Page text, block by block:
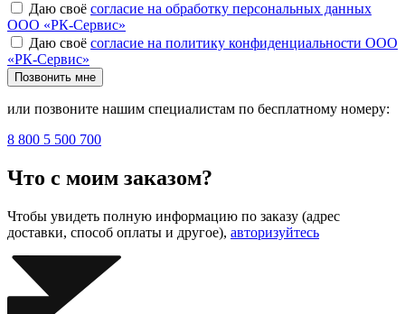
Даю своё согласие на обработку персональных данных
ООО «РК-Сервис»
Даю своё согласие на политику конфиденциальности ООО
«РК-Сервис»
Позвонить мне
или позвоните нашим специалистам по бесплатному номеру:
8 800 5 500 700
Что с моим заказом?
Чтобы увидеть полную информацию по заказу (адрес
доставки, способ оплаты и другое), авторизуйтесь